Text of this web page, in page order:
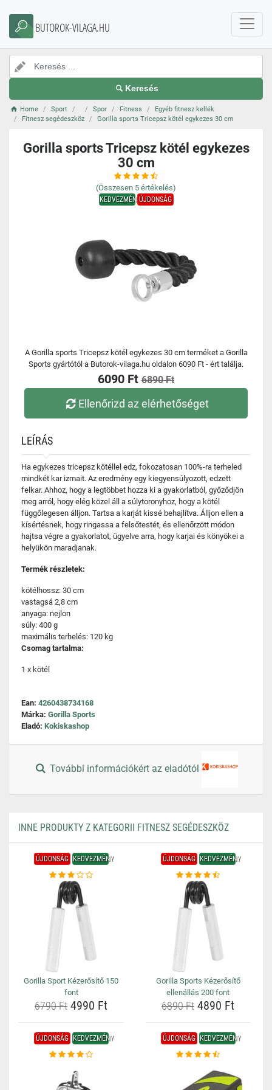
BUTOROK-VILAGA.HU
Keresés
Home Sport Spor Fitness
Egyéb fitnesz kellék
Fitnesz segédeszköz
Gorilla sports Tricepsz kötél egykezes 30 cm
Gorilla sports Tricepsz kötél egykezes
30 cm
(Összesen 5 értékelés)
KEDVEZMÉNYÚJDONSÁG
A Gorilla sports Tricepsz kötél egykezes 30 cm terméket a Gorilla
Sports gyártótól a Butorok-vilaga.hu oldalon 6090 Ft - ért találja.
6090 Ft 6890 Ft
Ellenőrizd az elérhetőséget
LEÍRÁS
Ha egykezes tricepsz kötéllel edz, fokozatosan 100%-ra terheled
mindkét kar izmait. Az eredmény egy kiegyensúlyozott, edzett
felkar. Ahhoz, hogy a legtöbbet hozza ki a gyakorlatból, győződjön
meg arról, hogy elég közel áll a súlytoronyhoz, hogy a kötél
függőlegesen álljon. Tartsa a karját kissé behajlítva. Álljon ellen a
kísértésnek, hogy ringassa a felsőtestét, és ellenőrzött módon
hajtsa végre a gyakorlatot, ügyelve arra, hogy karjai és könyökei a
helyükön maradjanak.
Termék részletek:
kötélhossz: 30 cm
vastagsá 2,8 cm
anyaga: nejlon
súly: 400 g
maximális terhelés: 120 kg
Csomag tartalma:
1 x kötél
Ean: 4260438734168
Márka: Gorilla Sports
Eladó: Kokiskashop
További információkért az eladótól
INNE PRODUKTY Z KATEGORII FITNESZ SEGÉDESZKÖZ
ÚJDONSÁG KEDVEZMÉNY
Gorilla Sport Kézerősítő 150
font
6790 Ft 4990 Ft
ÚJDONSÁG KEDVEZMÉNY
Gorilla Sports Kézerősítő
ellenállás 200 font
6890 Ft 4890 Ft
ÚJDONSÁG KEDVEZMÉNY ÚJDONSÁG KEDVEZMÉNY